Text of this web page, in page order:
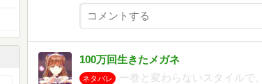
100万回生きたメガネ
ネタバレ
一巻と変わらないスタイルで